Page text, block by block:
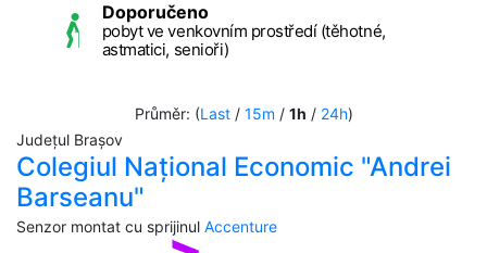
Doporučeno
pobyt ve venkovním prostředí (těhotné,
astmatici, senioři)
Průměr: (Last/ 15m / 1h / 24h)
Județul Brașov
Colegiul Național Economic "Andrei
Barseanu"
Senzor montat cu sprijinul Accenture